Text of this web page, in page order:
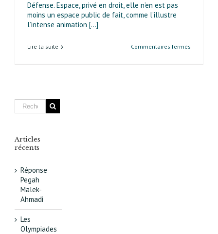
Défense. Espace, privé en droit, elle n’en est pas
moins un espace public de fait, comme l’illustre
l’intense animation [...]
Lire la suite Commentaires fermés
Articles
récents
Réponse
Pegah
Malek-
Ahmadi
Les
Olympiades